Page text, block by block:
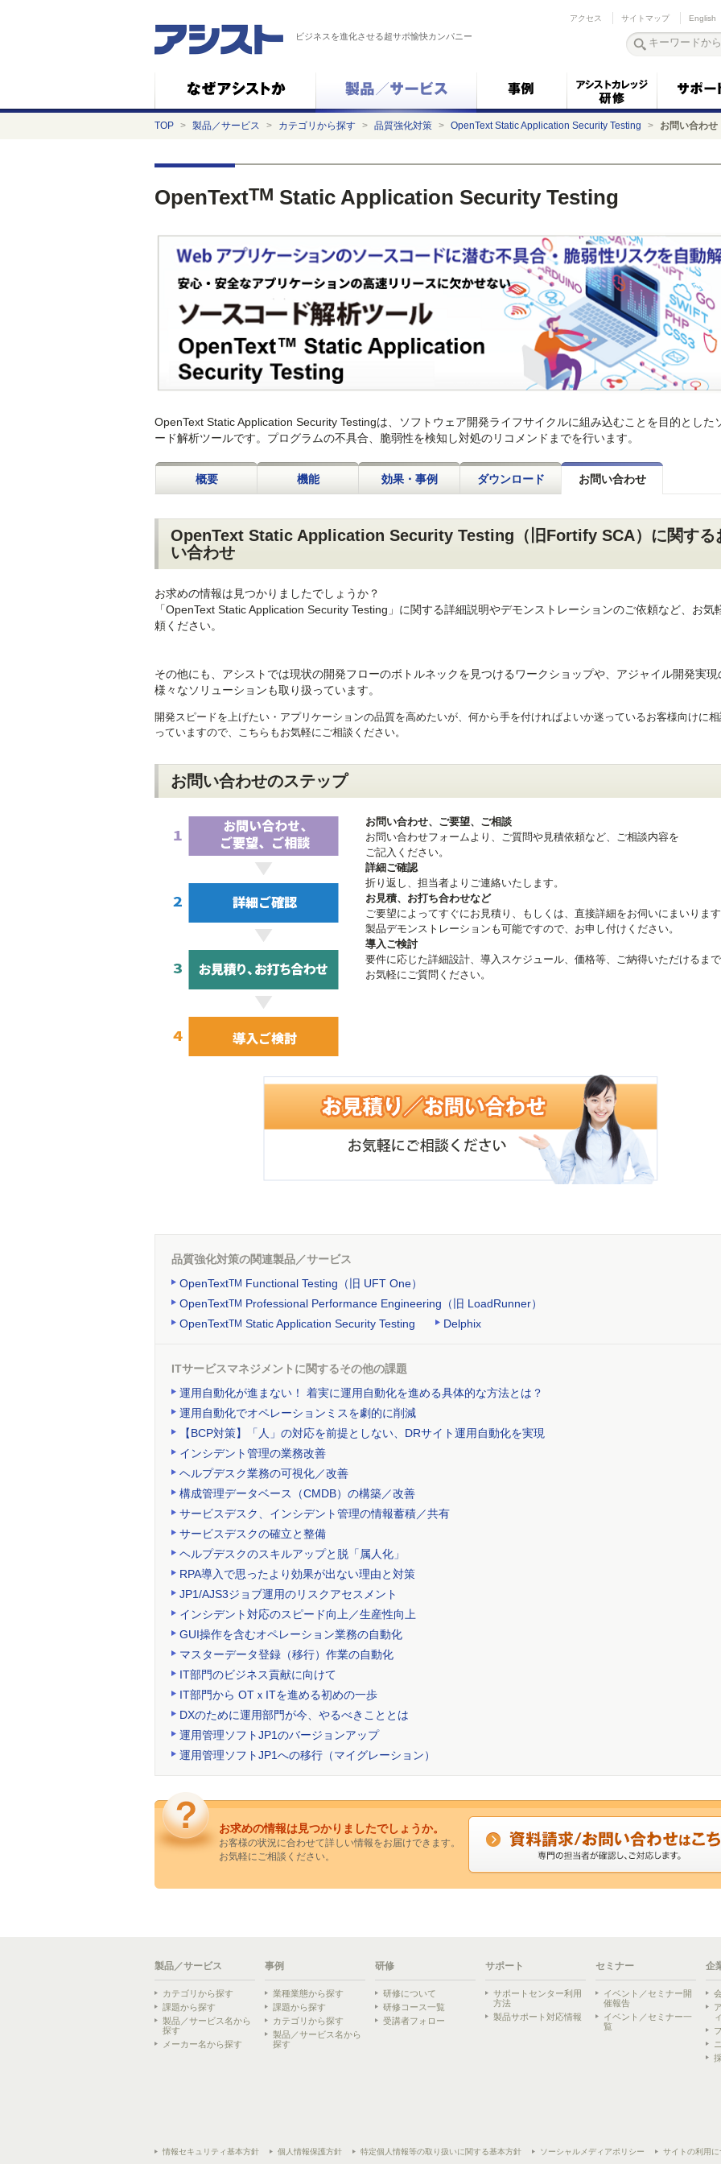
ビジネスを進化させる超サポ愉快カンパニー
アクセス サイトマップ English
TOP > 製品／サービス > カテゴリから探す > 品質強化対策 > OpenText Static Application Security Testing > お問い合わせ
OpenTextTM Static Application Security Testing
OpenText Static Application Security Testingは、ソフトウェア開発ライフサイクルに組み込むことを目的とした
ード解析ツールです。プログラムの不具合、脆弱性を検知し対処のリコメンドまでを行います。
概要 機能 効果・事例 ダウンロード お問い合わせ
OpenText Static Application Security Testing（旧Fortify SCA）に関する
い合わせ
お求めの情報は見つかりましたでしょうか？
「OpenText Static Application Security Testing」に関する詳細説明やデモンストレーションのご依頼など、お気
頼ください。
その他にも、アシストでは現状の開発フローのボトルネックを見つけるワークショップや、アジャイル開発実現
様々なソリューションも取り扱っています。
開発スピードを上げたい・アプリケーションの品質を高めたいが、何から手を付ければよいか迷っているお客様向けに
っていますので、こちらもお気軽にご相談ください。
お問い合わせのステップ
お問い合わせ、ご要望、ご相談
お問い合わせフォームより、ご質問や見積依頼など、ご相談内容を
ご記入ください。
詳細ご確認
折り返し、担当者よりご連絡いたします。
お見積、お打ち合わせなど
ご要望によってすぐにお見積り、もしくは、直接詳細をお伺いにまいりま
製品デモンストレーションも可能ですので、お申し付けください。
導入ご検討
要件に応じた詳細設計、導入スケジュール、価格等、ご納得いただけるまで
お気軽にご質問ください。
品質強化対策の関連製品／サービス
OpenTextTM Functional Testing（旧 UFT One）
OpenTextTM Professional Performance Engineering（旧 LoadRunner）
OpenTextTM Static Application Security Testing Delphix
ITサービスマネジメントに関するその他の課題
運用自動化が進まない！ 着実に運用自動化を進める具体的な方法とは？
運用自動化でオペレーションミスを劇的に削減
【BCP対策】「人」の対応を前提としない、DRサイト運用自動化を実現
インシデント管理の業務改善
ヘルプデスク業務の可視化／改善
構成管理データベース（CMDB）の構築／改善
サービスデスク、インシデント管理の情報蓄積／共有
サービスデスクの確立と整備
ヘルプデスクのスキルアップと脱「属人化」
RPA導入で思ったより効果が出ない理由と対策
JP1/AJS3ジョブ運用のリスクアセスメント
インシデント対応のスピード向上／生産性向上
GUI操作を含むオペレーション業務の自動化
マスターデータ登録（移行）作業の自動化
IT部門のビジネス貢献に向けて
IT部門から OTｘITを進める初めの一歩
DXのために運用部門が今、やるべきこととは
運用管理ソフトJP1のバージョンアップ
運用管理ソフトJP1への移行（マイグレーション）
お求めの情報は見つかりましたでしょうか。
お客様の状況に合わせて詳しい情報をお届けできます。
お気軽にご相談ください。
製品／サービス
カテゴリから探す
課題から探す
製品／サービス名から
探す
メーカー名から探す
事例
業種業態から探す
課題から探す
カテゴリから探す
製品／サービス名から
探す
研修
研修について
研修コース一覧
受講者フォロー
サポート
サポートセンター利用
方法
製品サポート対応情報
セミナー
イベント／セミナー開
催報告
イベント／セミナー一
覧
企
情報セキュリティ基本方針 個人情報保護方針 特定個人情報等の取り扱いに関する基本方針 ソーシャルメディアポリシー サイトの利用に